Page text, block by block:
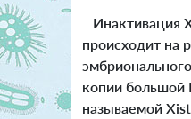
Инактивация
происходит на
копии большой
называемой